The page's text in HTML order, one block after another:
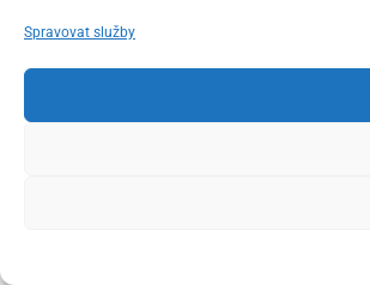
Spravovat služby